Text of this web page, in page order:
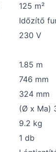
125 m²
Időzítő
230 V
1.85 m
746 mm
324 mm
(Ø x Ma)
9.2 kg
1 db